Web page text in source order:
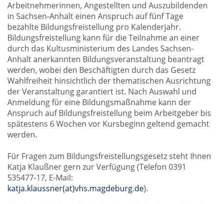
mit
Bildungsfreistellung
Arbeitnehmerinnen, Angestellten und Auszubildenden
in Sachsen-Anhalt einen Anspruch auf fünf Tage
bezahlte Bildungsfreistellung pro Kalenderjahr.
Bildungsfreistellung kann für die Teilnahme an einer
durch das Kultusministerium des Landes Sachsen-
Anhalt anerkannten Bildungsveranstaltung beantragt
werden, wobei den Beschäftigten durch das Gesetz
Wahlfreiheit hinsichtlich der thematischen Ausrichtung
der Veranstaltung garantiert ist. Nach Auswahl und
Anmeldung für eine Bildungsmaßnahme kann der
Anspruch auf Bildungsfreistellung beim Arbeitgeber bis
spätestens 6 Wochen vor Kursbeginn geltend gemacht
werden.
Für Fragen zum Bildungsfreistellungsgesetz steht Ihnen
Katja Klaußner gern zur Verfügung (Telefon 0391
535477-17, E-Mail:
katja.klaussner(at)vhs.magdeburg.de).